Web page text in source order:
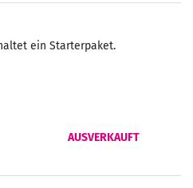
ein Starterpaket.
AUSVERKAUFT